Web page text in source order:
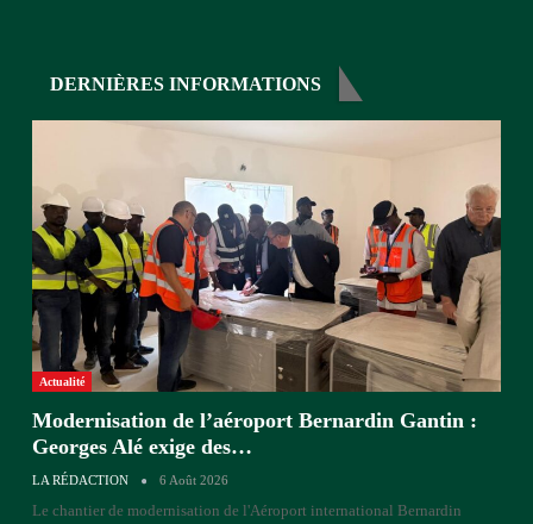
DERNIÈRES INFORMATIONS
Actualité
Modernisation de l’aéroport Bernardin Gantin :
Georges Alé exige des…
LA RÉDACTION 6 Août 2026
Le chantier de modernisation de l'Aéroport international Bernardin